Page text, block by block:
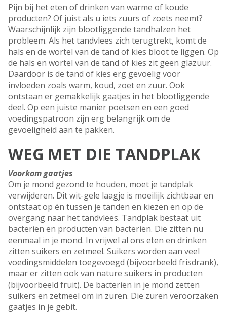
Pijn bij het eten of drinken van warme of koude
producten? Of juist als u iets zuurs of zoets neemt?
Waarschijnlijk zijn blootliggende tandhalzen het
probleem. Als het tandvlees zich terugtrekt, komt de
hals en de wortel van de tand of kies bloot te liggen. Op
de hals en wortel van de tand of kies zit geen glazuur.
Daardoor is de tand of kies erg gevoelig voor
invloeden zoals warm, koud, zoet en zuur. Ook
ontstaan er gemakkelijk gaatjes in het blootliggende
deel. Op een juiste manier poetsen en een goed
voedingspatroon zijn erg belangrijk om de
gevoeligheid aan te pakken.
WEG MET DIE TANDPLAK
Voorkom gaatjes
Om je mond gezond te houden, moet je tandplak
verwijderen. Dit wit-gele laagje is moeilijk zichtbaar en
ontstaat op én tussen je tanden en kiezen en op de
overgang naar het tandvlees. Tandplak bestaat uit
bacteriën en producten van bacteriën. Die zitten nu
eenmaal in je mond. In vrijwel al ons eten en drinken
zitten suikers en zetmeel. Suikers worden aan veel
voedingsmiddelen toegevoegd (bijvoorbeeld frisdrank),
maar er zitten ook van nature suikers in producten
(bijvoorbeeld fruit). De bacteriën in je mond zetten
suikers en zetmeel om in zuren. Die zuren veroorzaken
gaatjes in je gebit.